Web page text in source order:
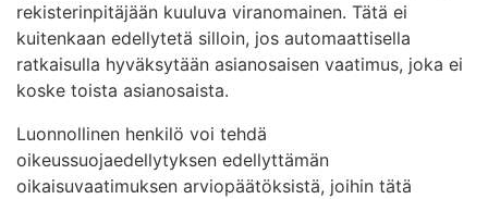
rekisterinpitäjään kuuluva viranomainen. Tätä ei
kuitenkaan edellytetä silloin, jos automaattisella
ratkaisulla hyväksytään asianosaisen vaatimus, joka ei
koske toista asianosaista.
Luonnollinen henkilö voi tehdä
oikeussuojaedellytyksen edellyttämän
oikaisuvaatimuksen arviopäätöksistä, joihin tätä